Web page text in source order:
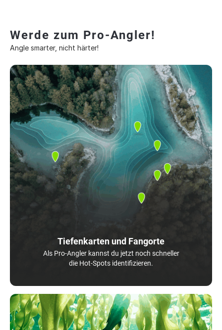
Werde zum Pro-Angler!
Angle smarter, nicht härter!
Tiefenkarten und Fangorte
Als Pro-Angler kannst du jetzt noch schneller
die Hot-Spots identifizieren.